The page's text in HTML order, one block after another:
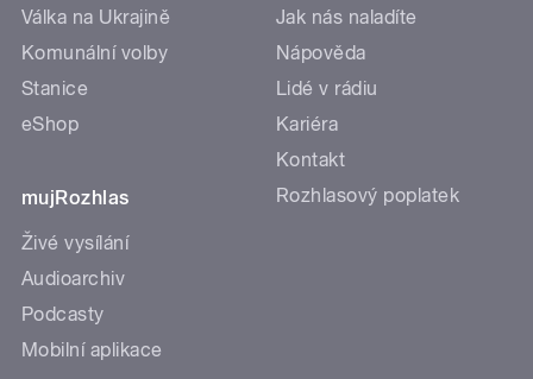
Válka na Ukrajině
Komunální volby
Stanice
eShop
mujRozhlas
Živé vysílání
Audioarchiv
Podcasty
Mobilní aplikace
Jak nás naladíte
Nápověda
Lidé v rádiu
Kariéra
Kontakt
Rozhlasový poplatek